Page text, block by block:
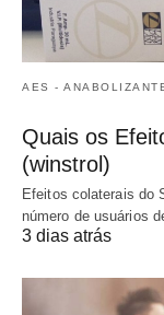
AES -
Quais os
(winstrol)
Efeitos colaterais do
número de usuários
3 dias atrás